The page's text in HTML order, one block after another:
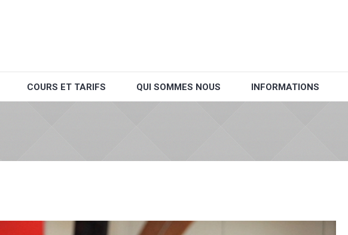
COURS ET TARIFS QUI SOMMES NOUS INFORMATIONS